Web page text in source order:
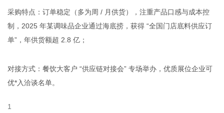
采购特点：订单稳定（多为周 / 月供货），注重产品口感与成本控
制，2025 年某调味品企业通过海底捞，获得 “全国门店底料供应订
单”，年供货额超 2.8 亿；
对接方式：餐饮大客户 “供应链对接会” 专场举办，优质展位企业可
优*入洽谈名单。